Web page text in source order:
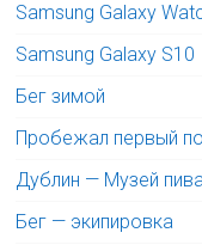
Samsung Galaxy
Samsung Galaxy S10
Бег зимой
Пробежал первый
Дублин — Музей
Бег — экипировка